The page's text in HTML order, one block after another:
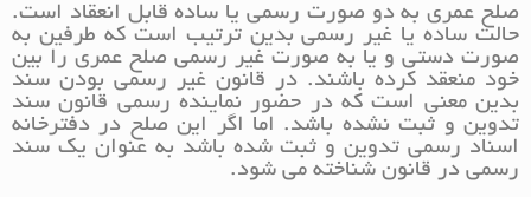
صلح عمری به دو صورت رسمی یا ساده قابل انعقاد است.
حالت ساده یا غیر رسمی بدین ترتیب است که طرفین به
صورت دستی و یا به صورت غیر رسمی صلح عمری را بین
خود منعقد کرده باشند. در قانون غیر رسمی بودن سند
بدین معنی است که در حضور نماینده رسمی قانون سند
تدوین و ثبت نشده باشد. اما اگر این صلح در دفترخانه
اسناد رسمی تدوین و ثبت شده باشد به عنوان یک سند
رسمی در قانون شناخته می شود.